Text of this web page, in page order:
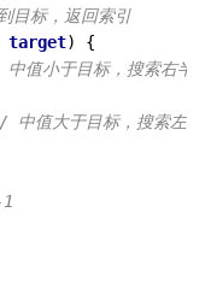
标，返回索引
target)
{
值小于目标，搜索右半区
中值大于目标，搜索左半